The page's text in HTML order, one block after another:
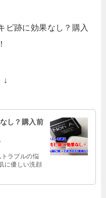
ビ跡に効果なし？購入
し？購入前
ラブルの悩
に優しい洗顔